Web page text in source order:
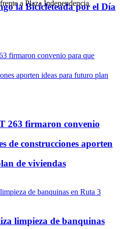
la Bicicleteada por el Día
263 firmaron convenio
de construcciones aporten
de viviendas
limpieza de banquinas